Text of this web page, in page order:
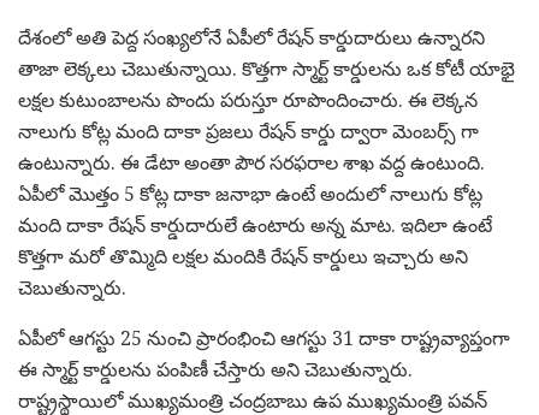
దేశంలో అతి పెద్ద సంఖ్యలోనే ఏపీలో రేషన్ కార్డుదారులు ఉన్నారని
తాజా లెక్కలు చెబుతున్నాయి. కొత్తగా స్మార్ట్ కార్డులను ఒక కోటీ యాభై
లక్షల కుటుంబాలను పొందు పరుస్తూ రూపొందించారు. ఈ లెక్కన
నాలుగు కోట్ల మంది దాకా ప్రజలు రేషన్ కార్డు ద్వారా మెంబర్స్ గా
ఉంటున్నారు. ఈ డేటా అంతా పౌర సరఫరాల శాఖ వద్ద ఉంటుంది.
ఏపీలో మొత్తం 5 కోట్ల దాకా జనాభా ఉంటే అందులో నాలుగు కోట్ల
మంది దాకా రేషన్ కార్డుదారులే ఉంటారు అన్న మాట. ఇదిలా ఉంటే
కొత్తగా మరో తొమ్మిది లక్షల మందికి రేషన్ కార్డులు ఇచ్చారు అని
చెబుతున్నారు.
ఏపీలో ఆగస్టు 25 నుంచి ప్రారంభించి ఆగస్టు 31 దాకా రాష్ట్రవ్యాప్తంగా
ఈ స్మార్ట్ కార్డులను పంపిణీ చేస్తారు అని చెబుతున్నారు.
రాష్ట్రస్థాయిలో ముఖ్యమంత్రి చంద్రబాబు ఉప ముఖ్యమంత్రి పవన్